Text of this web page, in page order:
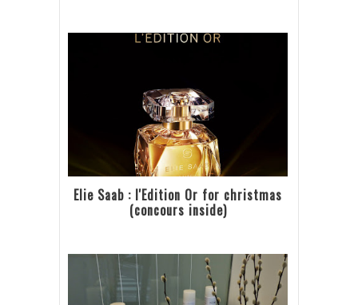
Elie Saab : l'Edition Or for christmas
(concours inside)